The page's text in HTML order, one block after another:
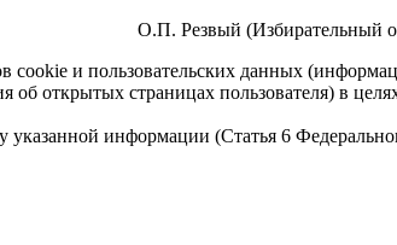
округ
cookie и пользовательских данных
об открытых страницах пользователя) в
указанной информации (Статья 6